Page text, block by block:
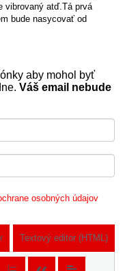
vibrovaný atď.Tá prvá
bude nasycovať od
aby mohol byť
Váš email nebude
osobných údajov
Textový editor (HTML)